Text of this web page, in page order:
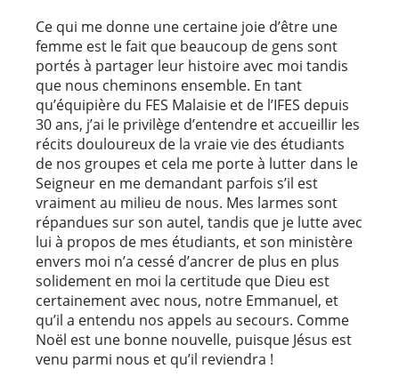
Ce qui me donne une certaine joie d’être une
femme est le fait que beaucoup de gens sont
portés à partager leur histoire avec moi tandis
que nous cheminons ensemble. En tant
qu’équipière du FES Malaisie et de l’IFES depuis
30 ans, j’ai le privilège d’entendre et accueillir les
récits douloureux de la vraie vie des étudiants
de nos groupes et cela me porte à lutter dans le
Seigneur en me demandant parfois s’il est
vraiment au milieu de nous. Mes larmes sont
répandues sur son autel, tandis que je lutte avec
lui à propos de mes étudiants, et son ministère
envers moi n’a cessé d’ancrer de plus en plus
solidement en moi la certitude que Dieu est
certainement avec nous, notre Emmanuel, et
qu’il a entendu nos appels au secours. Comme
Noël est une bonne nouvelle, puisque Jésus est
venu parmi nous et qu’il reviendra !